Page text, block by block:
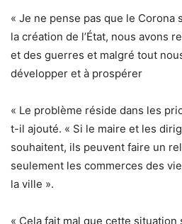
« Je ne pense pas que le Corona
la création de l’État, nous avons
et des guerres et malgré tout
développer et à prospérer
« Le problème réside dans les
t-il ajouté. « Si le maire et les
souhaitent, ils peuvent faire un
seulement les commerces des
la ville ».
« Cela fait mal que cette